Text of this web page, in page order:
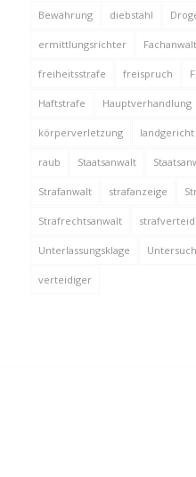
Bewährung diebstahl
ermittlungsrichter Fachanwalt
freiheitsstrafe freispruch
Haftstrafe Hauptverhandlung
körperverletzung landgericht
raub Staatsanwalt
Strafanwalt strafanzeige
Strafrechtsanwalt
Unterlassungsklage
verteidiger